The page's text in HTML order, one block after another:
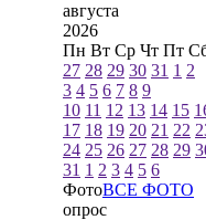
августа
2026
Пн Вт Ср Чт Пт
27 28 29 30 31 1 2
3 4 5 6 7 8 9
10 11 12 13 14 15
17 18 19 20 21 22
24 25 26 27 28 29
31 1 2 3 4 5 6
ФотоВСЕ ФОТО
опрос